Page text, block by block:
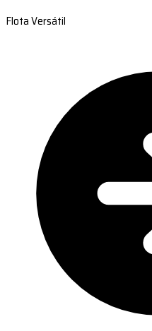
Flota Versátil